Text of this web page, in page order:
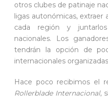
otros clubes de patinaje
ligas autonómicas, extraer
cada región y
nacionales. Los
tendrán la opción de
internacionales
Hace poco recibimos el
Rollerblade Internacional,